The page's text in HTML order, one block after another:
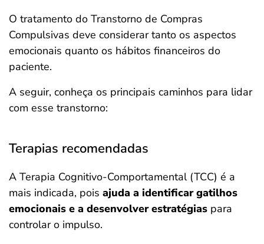
O tratamento do Transtorno de Compras
Compulsivas deve considerar tanto os aspectos
emocionais quanto os hábitos financeiros do
paciente.
A seguir, conheça os principais caminhos para lidar
com esse transtorno:
Terapias recomendadas
A Terapia Cognitivo-Comportamental (TCC) é a
mais indicada, pois ajuda a identificar gatilhos
emocionais e a desenvolver estratégias para
controlar o impulso.